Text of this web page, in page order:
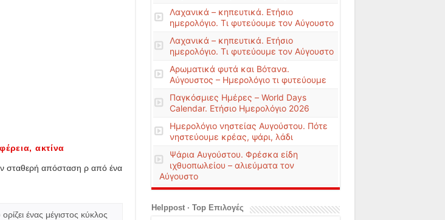
ακτίνα
σταθερή απόσταση ρ από ένα
ένας μέγιστος κύκλος
Λαχανικά – κηπευτικά. Ετήσιο
ημερολόγιο. Τι φυτεύουμε τον Αύγουστο
Λαχανικά – κηπευτικά. Ετήσιο
ημερολόγιο. Τι φυτεύουμε τον Αύγουστο
Αρωματικά φυτά και Βότανα.
Αύγουστος – Ημερολόγιο τι φυτεύουμε
Παγκόσμιες Ημέρες – World Days
Calendar. Ετήσιο Ημερολόγιο 2026
Ημερολόγιο νηστείας Αυγούστου. Πότε
νηστεύουμε κρέας, ψάρι, λάδι
Ψάρια Αυγούστου. Φρέσκα είδη
ιχθυοπωλείου – αλιεύματα τον
Αύγουστο
Helppost · Top Επιλογές